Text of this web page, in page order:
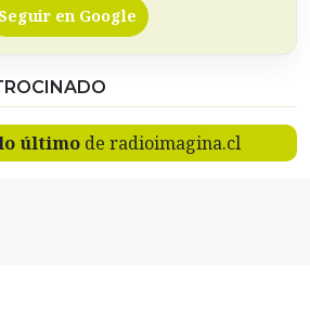
Seguir en Google
últimode radioimagina.cl